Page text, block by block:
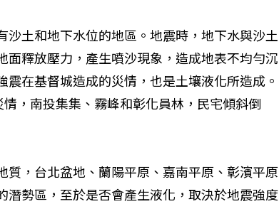
土和地下水位的地區。地震時，地下水與沙土
釋放壓力，產生噴沙現象，造成地表不均勻沉
在基督城造成的災情，也是土壤液化所造成。
，南投集集、霧峰和彰化員林，民宅傾斜倒
，台北盆地、蘭陽平原、嘉南平原、彰濱平原
勢區，至於是否會產生液化，取決於地震強度